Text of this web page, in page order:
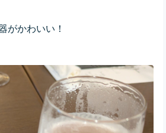
がかわいい！